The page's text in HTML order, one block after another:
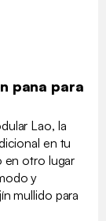
pana para
Lao, la
en tu
en otro lugar
y
mullido para